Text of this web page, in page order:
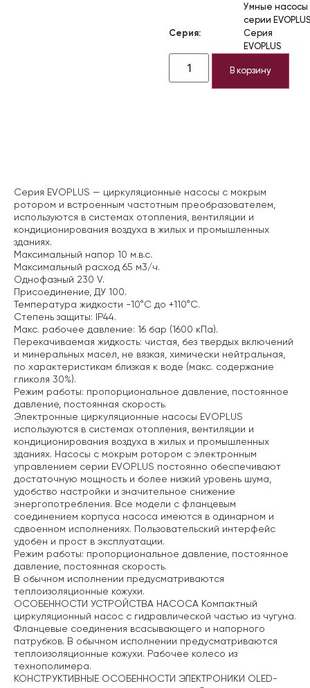
Умные насосы
серии EVOPLUS
Серия:
Серия
EVOPLUS
В корзину
Серия EVOPLUS — циркуляционные насосы с мокрым
ротором и встроенным частотным преобразователем,
используются в системах отопления, вентиляции и
кондиционирования воздуха в жилых и промышленных
зданиях.
Максимальный напор 10 м.в.с.
Максимальный расход 65 м3/ч.
Однофазный 230 V.
Присоединение, ДУ 100.
Температура жидкости -10°C до +110°C.
Степень защиты: IP44.
Макс. рабочее давление: 16 бар (1600 кПа).
Перекачиваемая жидкость: чистая, без твердых включений
и минеральных масел, не вязкая, химически нейтральная,
по характеристикам близкая к воде (макс. содержание
гликоля 30%).
Режим работы: пропорциональное давление, постоянное
давление, постоянная скорость.
Электронные циркуляционные насосы EVOPLUS
используются в системах отопления, вентиляции и
кондиционирования воздуха в жилых и промышленных
зданиях. Насосы с мокрым ротором с электронным
управлением серии EVOPLUS постоянно обеспечивают
достаточную мощность и более низкий уровень шума,
удобство настройки и значительное снижение
энергопотребления. Все модели с фланцевым
соединением корпуса насоса имеются в одинарном и
сдвоенном исполнениях. Пользовательский интерфейс
удобен и прост в эксплуатации.
Режим работы: пропорциональное давление, постоянное
давление, постоянная скорость.
В обычном исполнении предусматриваются
теплоизоляционные кожухи.
ОСОБЕННОСТИ УСТРОЙСТВА НАСОСА Компактный
циркуляционный насос с гидравлической частью из чугуна.
Фланцевые соединения всасывающего и напорного
патрубков. В обычном исполнении предусматриваются
теплоизоляционные кожухи. Рабочее колесо из
технополимера.
КОНСТРУКТИВНЫЕ ОСОБЕННОСТИ ЭЛЕКТРОНИКИ OLED-